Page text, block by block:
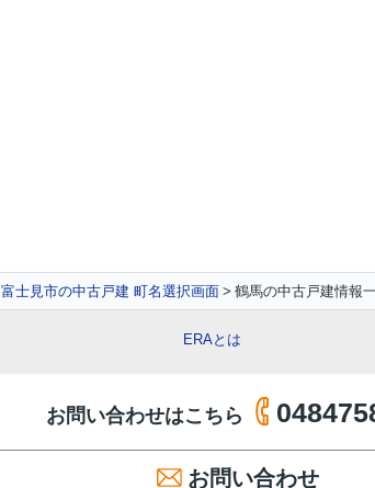
富士見市の中古戸建 町名選択画面 鶴馬の中古戸建情報
ERAとは
お問い合わせはこちら
お問い合わせ